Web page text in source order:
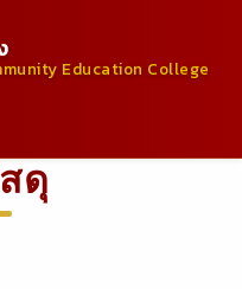
Education College
ดุ